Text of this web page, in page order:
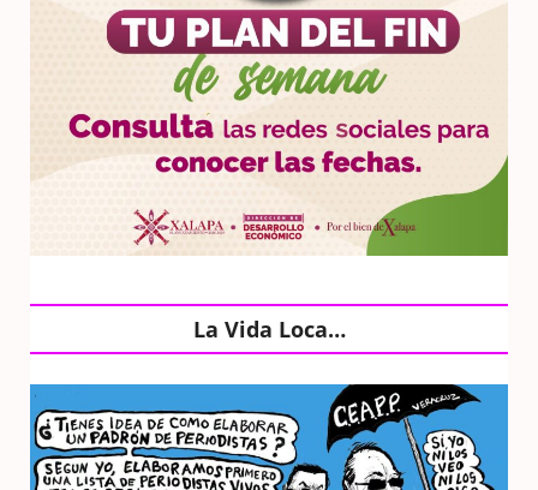
La Vida Loca…